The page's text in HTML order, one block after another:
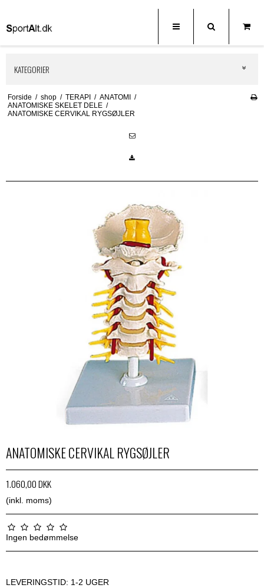
KATEGORIER
Forside / shop / TERAPI / ANATOMI
/
ANATOMISKE SKELET DELE /
ANATOMISKE CERVIKAL RYGSØJLER
ANATOMISKE CERVIKAL RYGSØJLER
1.060,00 DKK
(inkl. moms)
Ingen bedømmelse
LEVERINGSTID: 1-2 UGER